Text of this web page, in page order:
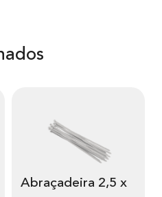
Abraçadeira 2,5 x